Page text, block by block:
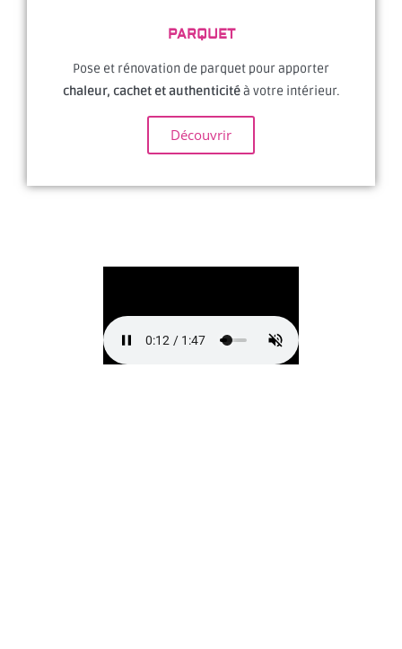
PARQUET
Pose et rénovation de parquet pour apporter
chaleur, cachet et authenticitéà votre intérieur.
Découvrir